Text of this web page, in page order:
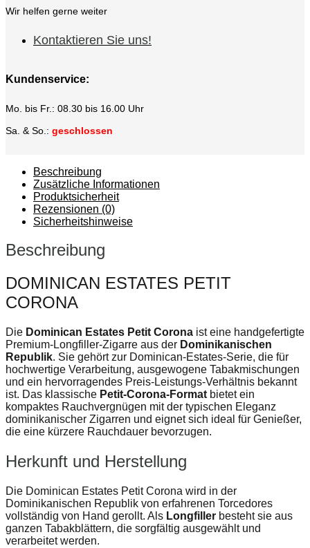
Wir helfen gerne weiter
Kontaktieren Sie uns!
Kundenservice:
Mo. bis Fr.: 08.30 bis 16.00 Uhr
Sa. & So.: geschlossen
Beschreibung
Zusätzliche Informationen
Produktsicherheit
Rezensionen (0)
Sicherheitshinweise
Beschreibung
DOMINICAN ESTATES PETIT
CORONA
Die Dominican Estates Petit Corona ist eine handgefertigte
Premium-Longfiller-Zigarre aus der Dominikanischen
Republik. Sie gehört zur Dominican-Estates-Serie, die für
hochwertige Verarbeitung, ausgewogene Tabakmischungen
und ein hervorragendes Preis-Leistungs-Verhältnis bekannt
ist. Das klassische Petit-Corona-Format bietet ein
kompaktes Rauchvergnügen mit der typischen Eleganz
dominikanischer Zigarren und eignet sich ideal für Genießer,
die eine kürzere Rauchdauer bevorzugen.
Herkunft und Herstellung
Die Dominican Estates Petit Corona wird in der
Dominikanischen Republik von erfahrenen Torcedores
vollständig von Hand gerollt. Als Longfiller besteht sie aus
ganzen Tabakblättern, die sorgfältig ausgewählt und
verarbeitet werden.